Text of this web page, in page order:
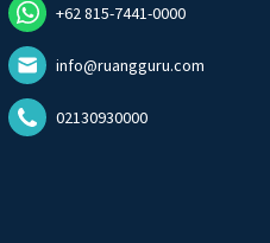
+62 815-7441-0000
info@ruangguru.com
02130930000